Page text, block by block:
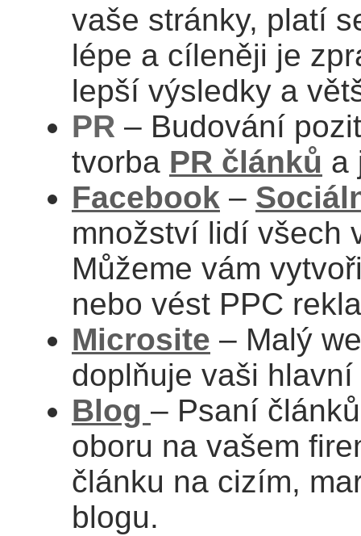
vaše stránky, platí
lépe a cíleněji je
lepší výsledky a
PR – Budování
tvorba PR článků a
Facebook –
množství lidí všech
Můžeme vám
nebo vést PPC
Microsite – Malý
doplňuje vaši
Blog – Psaní
oboru na vašem
článku na cizím,
blogu.